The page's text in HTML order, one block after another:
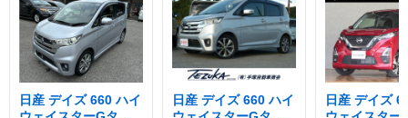
日産 デイズ 660 ハイ
日産 デイズ 660 ハイ
日産 デイズ